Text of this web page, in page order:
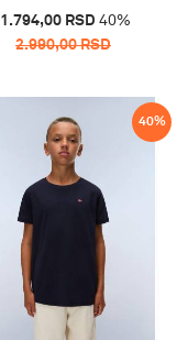
1.794,00 RSD 40%
2.990,00RSD
40%